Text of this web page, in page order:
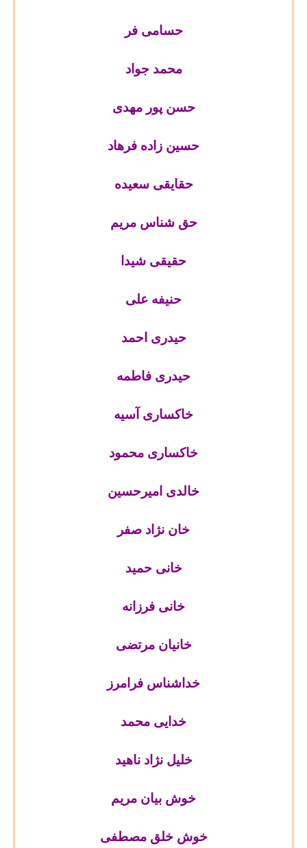
حسامی فر
محمد جواد
حسن پور مهدی
حسین زاده فرهاد
حقایقی سعیده
حق شناس مریم
حقیقی شیدا
حنیفه علی
حیدری احمد
حیدری فاطمه
خاکساری آسیه
خاکساری محمود
خالدی امیرحسین
خان نژاد صفر
خانی حمید
خانی فرزانه
خانیان مرتضی
خداشناس فرامرز
خدایی محمد
خلیل نژاد ناهید
خوش بیان مریم
خوش خلق مصطفی